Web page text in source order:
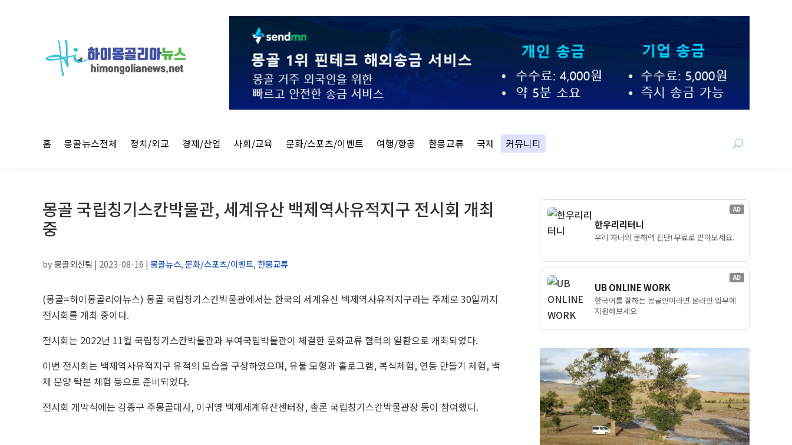
홈 몽골뉴스전체 정치/외교 경제/산업 사회/교육 문화/스포츠/이벤트 여행/항공 한몽교류 국제 커뮤니티
몽골 국립칭기스칸박물관, 세계유산 백제역사유적지구 전시회 개최
중
by몽골외신팀 | 2023-08-16 | 몽골뉴스,문화/스포츠/이벤트,한몽교류
(몽골=하이몽골리아뉴스) 몽골 국립칭기스칸박물관에서는 한국의 세계유산 백제역사유적지구라는 주제로 30일까지
전시회를 개최 중이다.
전시회는 2022년 11월 국립칭기스칸박물관과 부여국립박물관이 체결한 문화교류 협력의 일환으로 개최되었다.
이번 전시회는 백제역사유적지구 유적의 모습을 구성하였으며, 유물 모형과 홀로그램, 복식체험, 연등 만들기 체험, 백
제 문양 탁본 체험 등으로 준비되었다.
전시회 개막식에는 김종구 주몽골대사, 이귀영 백제세계유산센터장, 촐론 국립칭기스칸박물관장 등이 참여했다.
AD
한우리리터니
우리 자녀의 문해력 진단! 무료로 받아보세요.
AD
UB ONLINE WORK
한국어를 잘하는 몽골인이라면 온라인 업무에
지원해보세요